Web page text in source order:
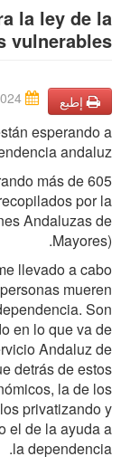
بحث
la ley de la
vulnerables
إطبع
esperando a
andaluz.
más de 605
por la
Andaluzas de
Mayores).
llevado a cabo
mueren
Son
en lo que va de
Andaluz de
detrás de estos
la de los
privatizando y
el de la ayuda a
la dependencia.